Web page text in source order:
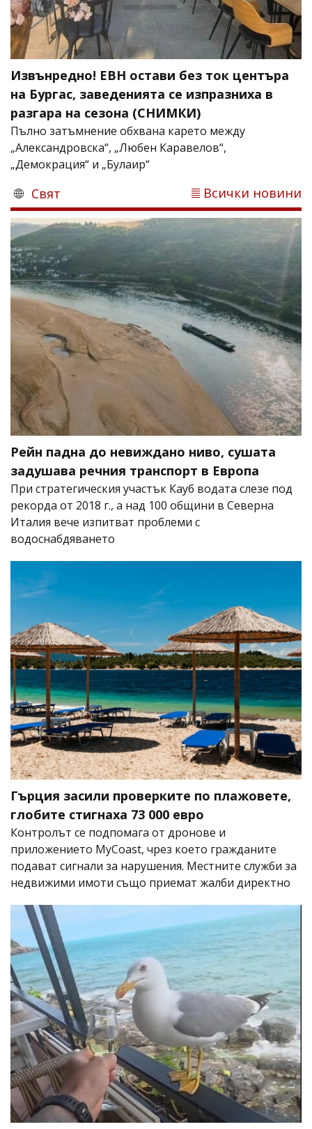
Извънредно! ЕВН остави без ток центъра
на Бургас, заведенията се изпразниха в
разгара на сезона (СНИМКИ)
Пълно затъмнение обхвана карето между
„Александровска“, „Любен Каравелов“,
„Демокрация“ и „Булаир“
Свят Всички новини
Рейн падна до невиждано ниво, сушата
задушава речния транспорт в Европа
При стратегическия участък Кауб водата слезе под
рекорда от 2018 г., а над 100 общини в Северна
Италия вече изпитват проблеми с
водоснабдяването
Гърция засили проверките по плажовете,
глобите стигнаха 73 000 евро
Контролът се подпомага от дронове и
приложението MyCoast, чрез което гражданите
подават сигнали за нарушения. Местните служби за
недвижими имоти също приемат жалби директно